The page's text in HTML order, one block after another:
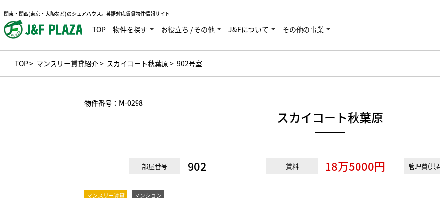
関東・関西(東京・大阪など)のシェアハウス。英語対応賃貸物件情報サイト
TOP 物件を探す お役立ち / その他 J&Fについて その他の事業
TOP> マンスリー賃貸紹介> スカイコート秋葉原> 902号室
物件番号： M-0298
スカイコート秋葉原
部屋番号 902 賃料 18万5000円 管理費(共
マンスリー賃貸 マンション